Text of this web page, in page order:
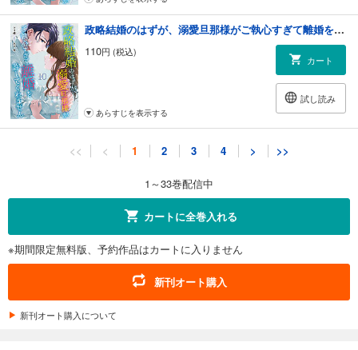
政略結婚のはずが、溺愛旦那様がご執心すぎて離婚を許してくれません【分冊版】10話
110円 (税込)
カート
試し読み
あらすじを表示する
円 (税込)
<< < 1 2 3 4 > >>
1～33巻配信中
カートに全巻入れる
※期間限定無料版、予約作品はカートに入りません
新刊オート購入
新刊オート購入について